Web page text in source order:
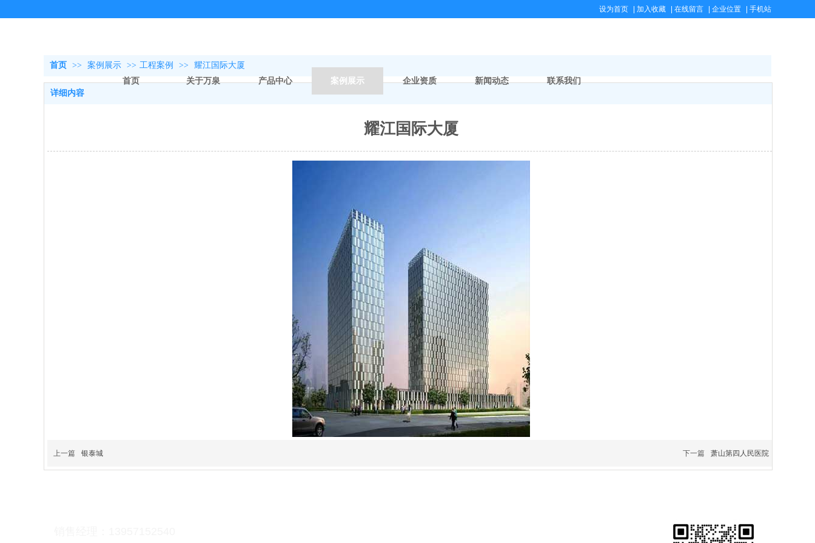
首页 关于万泉 产品中心 案例展示 企业资质 新闻动态 联系我们
设为首页 加入收藏 在线留言 企业位置 手机站
首页 >> 案例展示 >> 工程案例 >> 耀江国际大厦
详细内容
耀江国际大厦
上一篇 银泰城 下一篇 萧山第四人民医院